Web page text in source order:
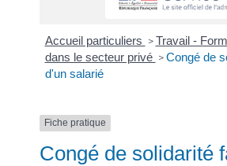
Accueil particuliers > Travail -
dans le secteur privé > Congé de
d'un salarié
Fiche pratique
Congé de solidarité